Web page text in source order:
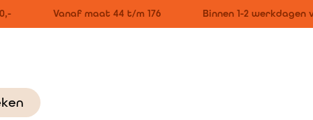
Vanaf maat 44 t/m 176 Binnen 1-2 werkdagen